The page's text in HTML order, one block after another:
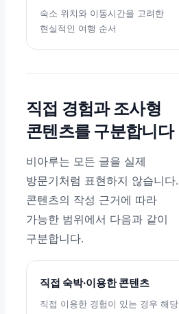
숙소 위치와 이동시간을 고려한
현실적인 여행 순서
직접 경험과 조사형
콘텐츠를 구분합니다
비아루는 모든 글을 실제
방문기처럼 표현하지 않습니다.
콘텐츠의 작성 근거에 따라
가능한 범위에서 다음과 같이
구분합니다.
직접 숙박·이용한 콘텐츠
직접 이용한 경험이 있는 경우 해당